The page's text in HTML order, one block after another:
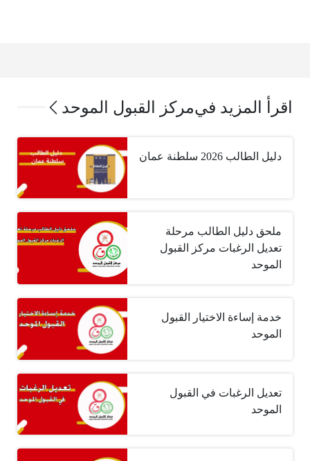
اقرأ المزيد فيمركز القبول الموحد
دليل الطالب 2026 سلطنة عمان
ملحق دليل الطالب مرحلة
تعديل الرغبات مركز القبول
الموحد
خدمة إساءة الاختيار القبول
الموحد
تعديل الرغبات في القبول
الموحد